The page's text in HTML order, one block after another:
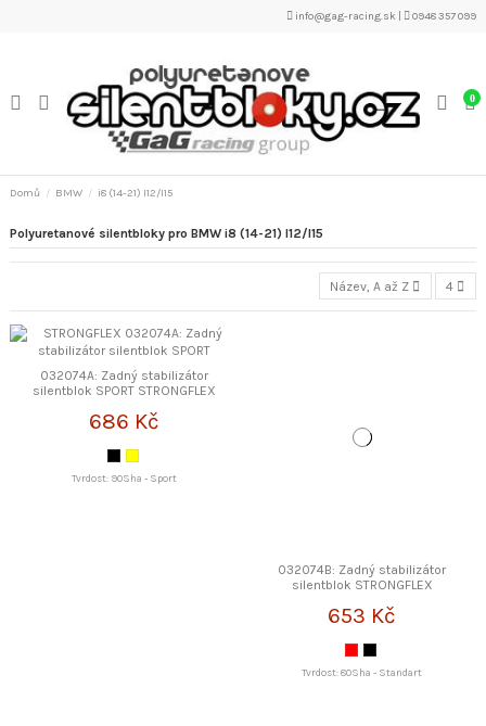
info@gag-racing.sk 0948 357 099
0
Domů BMW i8 (14-21) I12/I15
Polyuretanové silentbloky pro BMW i8 (14-21) I12/I15
Název, A až Z 4
032074A: Zadný stabilizátor
silentblok SPORT STRONGFLEX
686 Kč
Tvrdost: 90Sha - Sport
032074B: Zadný stabilizátor
silentblok STRONGFLEX
653 Kč
Tvrdost: 80Sha - Standart